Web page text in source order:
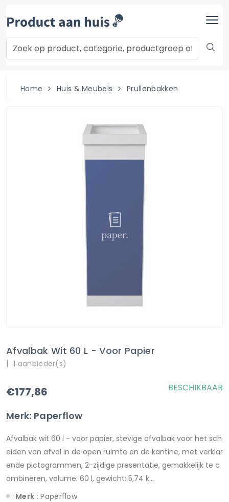
Home Huis & Meubels Prullenbakken
Afvalbak Wit 60 L - Voor Papier
| 1 aanbieder(s)
€177,86
Merk: Paperflow
BESCHIKBAAR
Afvalbak wit 60 l - voor papier, stevige afvalbak voor het sch
eiden van afval in de open ruimte en de kantine, met verklar
ende pictogrammen, 2-zijdige presentatie, gemakkelijk te c
ombineren, volume: 60 l, gewicht: 5,74 k...
Merk : Paperflow